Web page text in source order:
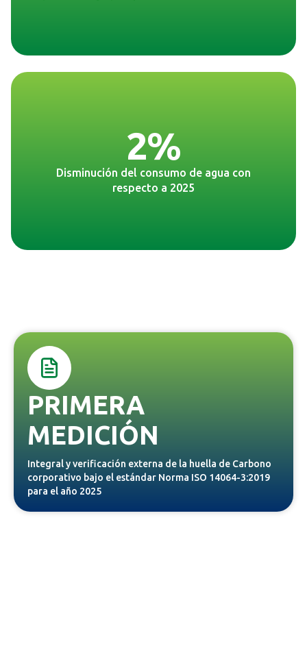
2%
Disminución del consumo de agua con
respecto a 2025
PRIMERA
MEDICIÓN
Integral y verificación externa de la huella de Carbono
corporativo bajo el estándar Norma ISO 14064-3:2019
para el año 2025